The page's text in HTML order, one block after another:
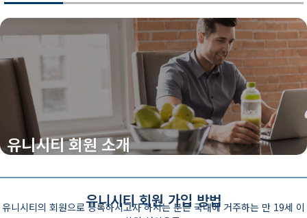
유니시티 회원 소개
유니시티 회원 가입 방법
유니시티의 회원으로 등록하시고자 하시는 분은 국내에 거주하는 만 19세 이